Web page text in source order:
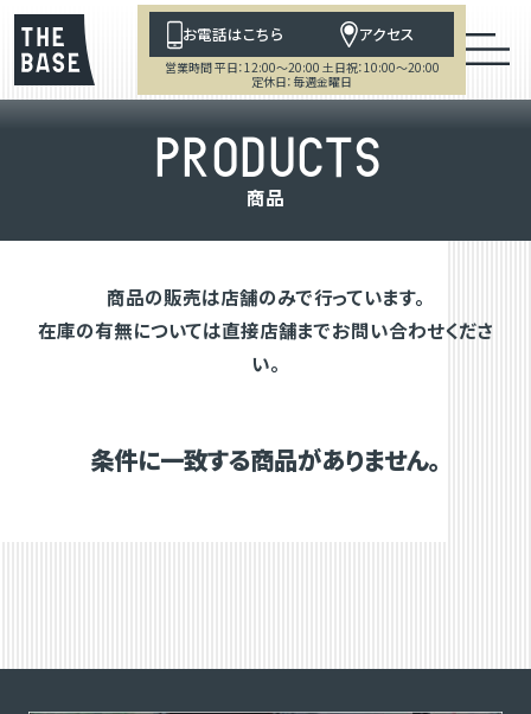
お電話はこちら アクセス
営業時間 平日：12:00～20:00 土日祝：10:00～20:00
定休日：毎週金曜日
PRODUCTS
商品
商品の販売は店舗のみで行っています。
在庫の有無については直接店舗までお問い合わせくださ
い。
条件に一致する商品がありません。